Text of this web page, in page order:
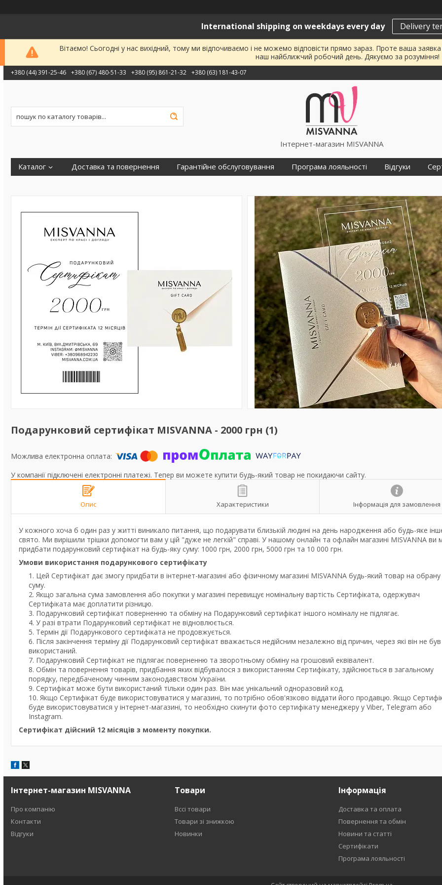
International shipping on weekdays every day Delivery
Вітаємо! Сьогодні у нас вихідний, тому ми відпочиваємо і не можемо відповісти прямо зараз. Проте ваша
наш найближчий робочий день. Дякуємо за розуміння!
+380 (44) 391-25-46 +380 (67) 480-51-33 +380 (95) 861-21-32 +380 (63) 181-43-07
Інтернет-магазин MISVANNA
Каталог Доставка та повернення Гарантійне обслуговування Програма лояльності Відгуки
Подарунковий сертифікат MISVANNA - 2000 грн (1)
У компанії підключені електронні платежі. Тепер ви можете купити будь-який товар не покидаючи сайту.
Опис Характеристики Інформація для замовлення
У кожного хоча б один раз у житті виникало питання, що подарувати близькій людині на день народження або будь-яке
свято. Ми вирішили трішки допомогти вам у цій "дуже не легкій" справі. У нашому онлайн та офлайн магазині MISVANNA ви
придбати подарунковий сертифікат на будь-яку суму: 1000 грн, 2000 грн, 5000 грн та 10 000 грн.
Умови використання подарункового сертифікату
Цей Сертифікат дає змогу придбати в інтернет-магазині або фізичному магазині MISVANNA будь-який товар на обрану
суму.
Якщо загальна сума замовлення або покупки у магазині перевищує номінальну вартість Сертифіката, одержувач
Сертифіката має доплатити різницю.
Подарунковий сертифікат поверненню та обміну на Подарунковий сертифікат іншого номіналу не підлягає.
У разі втрати Подарунковий сертифікат не відновлюється.
Термін дії Подарункового сертифіката не продовжується.
Після закінчення терміну дії Подарунковий сертифікат вважається недійсним незалежно від причин, через які він не був
використаний.
Подарунковий Сертифікат не підлягає поверненню та зворотньому обміну на грошовий еквівалент.
Обмін та повернення товарів, придбання яких відбувалося з використанням Сертифікату, здійснюється в загальному
порядку, передбаченому чинним законодавством України.
Сертифікат може бути використаний тільки один раз. Він має унікальний одноразовий код.
Якщо Сертифікат буде використовуватися у магазині, то потрібно обов'язково віддати його продавцю. Якщо
буде використовуватися у інтернет-магазині, то необхідно скинути фото сертифікату менеджеру у Viber, Telegram або
Instagram.
Сертифікат дійсний 12 місяців з моменту покупки.
Інтернет-магазин MISVANNA
Про компанію
Контакти
Відгуки
Товари
Вссі товари
Товари зі знижкою
Новинки
Інформація
Доставка та оплата
Повернення та обмін
Новини та статті
Сертифікати
Програма лояльності